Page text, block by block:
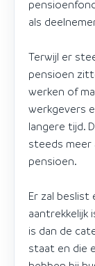
als
Terwijl er
pensioen
werken of
werkgevers
langere tijd.
steeds meer
pensioen.
Er zal beslist
aantrekkelijk
is dan de
staat en die